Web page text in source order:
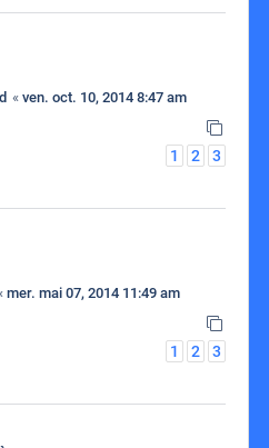
« ven. oct. 10, 2014 8:47 am
1
2 3
mer. mai 07, 2014 11:49 am
1
2 3